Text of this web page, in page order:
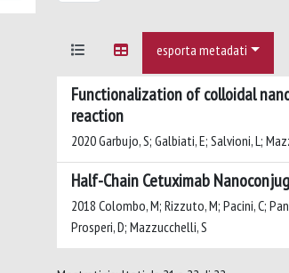
esporta metadati
Functionalization of colloidal
reaction
2020 Garbujo, S; Galbiati, E; Salvioni, L;
Half-Chain Cetuximab
2018 Colombo, M; Rizzuto, M; Pacini, C;
Prosperi, D; Mazzucchelli, S